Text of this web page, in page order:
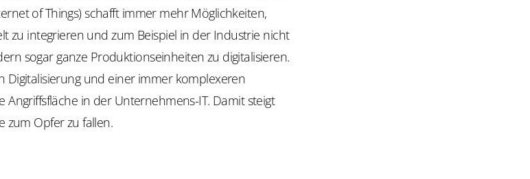
of Things) schafft immer mehr Möglichkeiten,
zu integrieren und zum Beispiel in der Industrie nicht
sogar ganze Produktionseinheiten zu digitalisieren.
Digitalisierung und einer immer komplexeren
Angriffsfläche in der Unternehmens-IT. Damit steigt
zum Opfer zu fallen.